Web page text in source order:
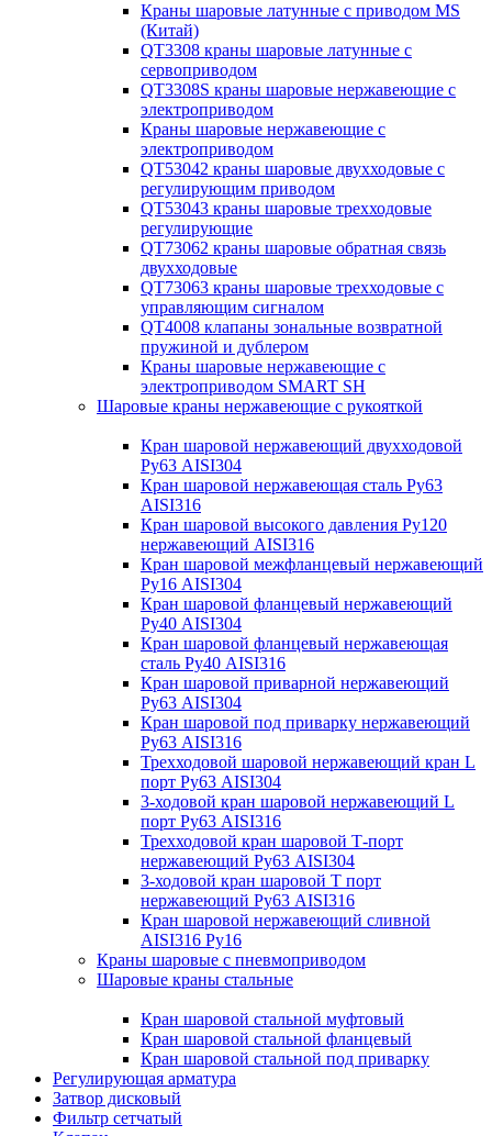
Краны шаровые латунные с приводом MS
(Китай)
QT3308 краны шаровые латунные с
сервоприводом
QT3308S краны шаровые нержавеющие с
электроприводом
Краны шаровые нержавеющие с
электроприводом
QT53042 краны шаровые двухходовые с
регулирующим приводом
QT53043 краны шаровые трехходовые
регулирующие
QT73062 краны шаровые обратная связь
двухходовые
QT73063 краны шаровые трехходовые с
управляющим сигналом
QT4008 клапаны зональные возвратной
пружиной и дублером
Краны шаровые нержавеющие с
электроприводом SMART SH
Шаровые краны нержавеющие с рукояткой
Кран шаровой нержавеющий двухходовой
Ру63 AISI304
Кран шаровой нержавеющая сталь Ру63
AISI316
Кран шаровой высокого давления Ру120
нержавеющий AISI316
Кран шаровой межфланцевый нержавеющий
Ру16 AISI304
Кран шаровой фланцевый нержавеющий
Ру40 AISI304
Кран шаровой фланцевый нержавеющая
сталь Ру40 AISI316
Кран шаровой приварной нержавеющий
Ру63 AISI304
Кран шаровой под приварку нержавеющий
Ру63 AISI316
Трехходовой шаровой нержавеющий кран L
порт Ру63 AISI304
3-ходовой кран шаровой нержавеющий L
порт Ру63 AISI316
Трехходовой кран шаровой Т-порт
нержавеющий Ру63 AISI304
3-ходовой кран шаровой Т порт
нержавеющий Ру63 AISI316
Кран шаровой нержавеющий сливной
AISI316 Ру16
Краны шаровые с пневмоприводом
Шаровые краны стальные
Кран шаровой стальной муфтовый
Кран шаровой стальной фланцевый
Кран шаровой стальной под приварку
Регулирующая арматура
Затвор дисковый
Фильтр сетчатый